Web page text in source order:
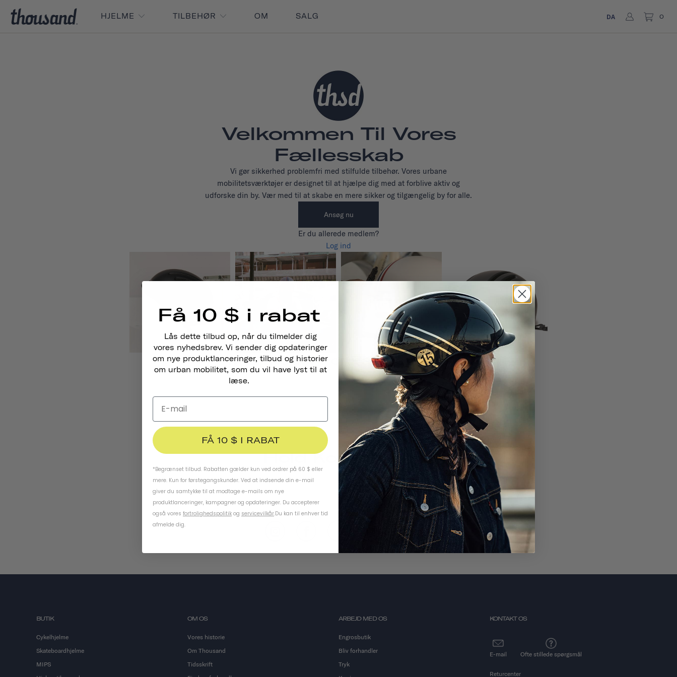
HJELME TILBEHØR OM SALG DA 0
Velkommen Til Vores
Fællesskab
Vi gør sikkerhed problemfri med stilfulde tilbehør. Vores urbane
mobilitetsværktøjer er designet til at hjælpe dig med at forblive aktiv og
udforske din by. Vær med til at skabe en mere sikker og tilgængelig by for alle.
Ansøg nu
Er du allerede medlem?
Log ind
Muligheder For Partnerskab
Hold Kontakten
ABONNER
BUTIK
Cykelhjelme
Skateboardhjelme
MIPS
OM OS
Vores historie
Om Thousand
Tidsskrift
ARBEJD MED OS
Engrosbutik
Bliv forhandler
Tryk
KONTAKT OS
E-mail Ofte stillede spørgsmål
Returcenter
Få 10 $ i rabat
Lås dette tilbud op, når du tilmelder dig
vores nyhedsbrev. Vi sender dig opdateringer
om nye produktlanceringer, tilbud og historier
om urban mobilitet, som du vil have lyst til at
læse.
FÅ 10 $ I RABAT
*Begrænset tilbud. Rabatten gælder kun ved ordrer på 60 $ eller
mere. Kun for førstegangskunder. Ved at indsende din e-mail
giver du samtykke til at modtage e-mails om nye
produktlanceringer, kampagner og opdateringer. Du accepterer
også vores fortrolighedspolitik og servicevilkår.Du kan til enhver tid
afmelde dig.